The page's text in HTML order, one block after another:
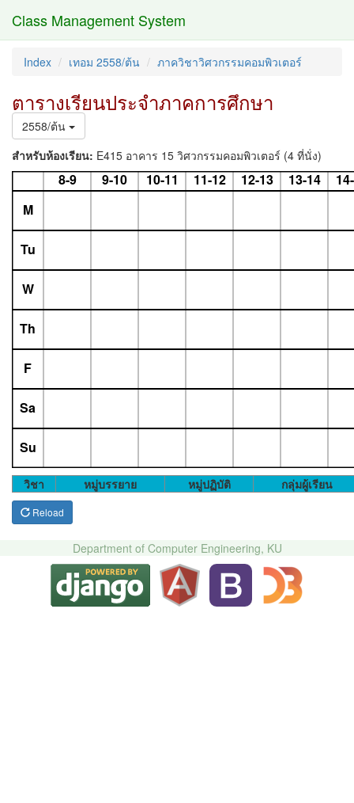
Class Management System
Index เทอม 2558/ต้น ภาควิชาวิศวกรรมคอมพิวเตอร์
ตารางเรียนประจำภาคการศึกษา
2558/ต้น
สำหรับห้องเรียน: E415 อาคาร 15 วิศวกรรมคอมพิวเตอร์ (4 ที่นั่ง)
8-9 9-10 10-11 11-12 12-13 13-14
M
Tu
W
Th
F
Sa
Su
วิชา หมู่บรรยาย หมู่ปฏิบัติ กลุ่มผู้เรียน
Reload
Department of Computer Engineering, KU